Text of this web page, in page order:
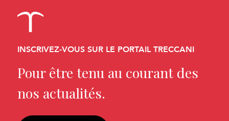
INSCRIVEZ-VOUS SUR LE PORTAIL TRECCANI
Pour être tenu au courant des
nos actualités.